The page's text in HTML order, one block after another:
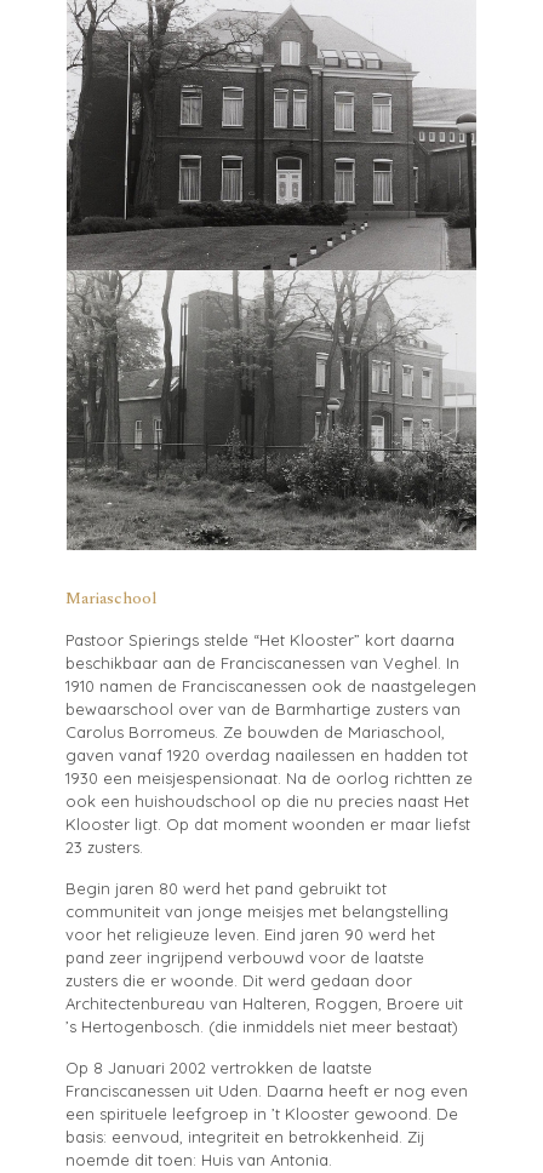
Mariaschool
Pastoor Spierings stelde “Het Klooster” kort daarna
beschikbaar aan de Franciscanessen van Veghel. In
1910 namen de Franciscanessen ook de naastgelegen
bewaarschool over van de Barmhartige zusters van
Carolus Borromeus. Ze bouwden de Mariaschool,
gaven vanaf 1920 overdag naailessen en hadden tot
1930 een meisjespensionaat. Na de oorlog richtten ze
ook een huishoudschool op die nu precies naast Het
Klooster ligt. Op dat moment woonden er maar liefst
23 zusters.
Begin jaren 80 werd het pand gebruikt tot
communiteit van jonge meisjes met belangstelling
voor het religieuze leven. Eind jaren 90 werd het
pand zeer ingrijpend verbouwd voor de laatste
zusters die er woonde. Dit werd gedaan door
Architectenbureau van Halteren, Roggen, Broere uit
’s Hertogenbosch. (die inmiddels niet meer bestaat)
Op 8 Januari 2002 vertrokken de laatste
Franciscanessen uit Uden. Daarna heeft er nog even
een spirituele leefgroep in ’t Klooster gewoond. De
basis: eenvoud, integriteit en betrokkenheid. Zij
noemde dit toen: Huis van Antonia.